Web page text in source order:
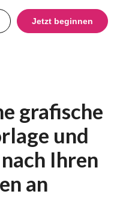
Jetzt beginnen
grafische
und
Ihren
an